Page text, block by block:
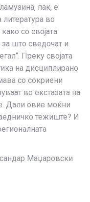
пак, е
во
со својата
за што сведочат и
Преку својата
на дисциплирано
со сокриени
во екстазата на
Дали овие моќни
тежиште? И
Маџаровски